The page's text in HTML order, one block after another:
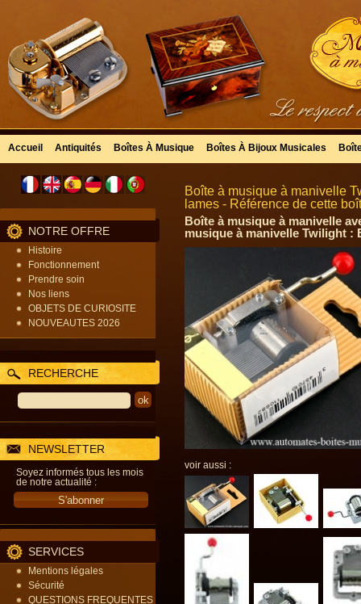
Accueil Antiquités Boîtes À Musique Boîtes À Bijoux Musicales
NOTRE OFFRE
Histoire
Fonctionnement
Prendre soin
Nos liens
OBJETS DE CURIOSITE
NOUVEAUTES 2026
RECHERCHE
NEWSLETTER
Soyez informés tous les mois
de notre actualité :
SERVICES
Mentions légales
Sécurité
QUESTIONS FREQUENTES
Boîte à musique à manivelle
lames - Référence de cette
Boîte à musique à manivelle
musique à manivelle Twilight :
voir aussi :